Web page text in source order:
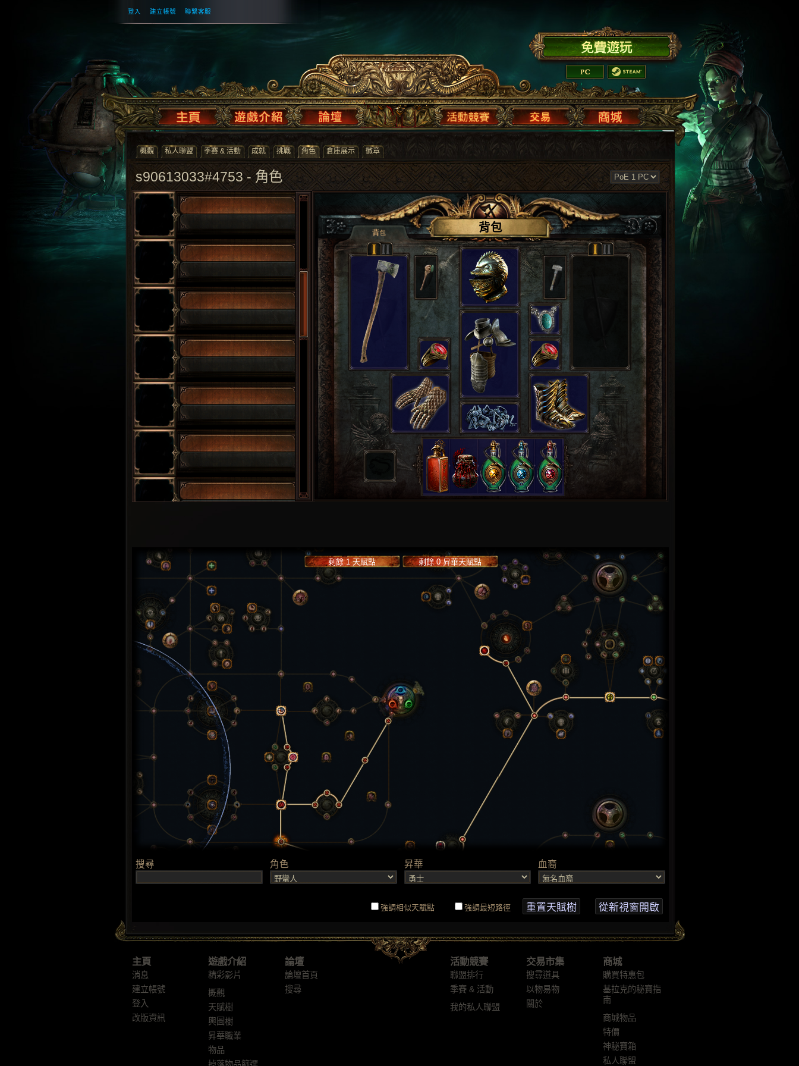
登入 建立帳號 聯繫客服
概觀 私人聯盟 季賽 & 活動 成就 挑戰 角色 倉庫展示 徽章
s90613033#4753 - 角色
背包
主頁
消息
建立帳號
登入
改版資訊
遊戲介紹
精彩影片
概觀
天賦樹
輿圖樹
昇華職業
物品
論壇
論壇首頁
搜尋
活動競賽
聯盟排行
季賽 & 活動
我的私人聯盟
交易市集
搜尋道具
以物易物
關於
商城
購買特惠包
基拉克的秘寶指
南
商城物品
特價
神秘寶箱
私人聯盟